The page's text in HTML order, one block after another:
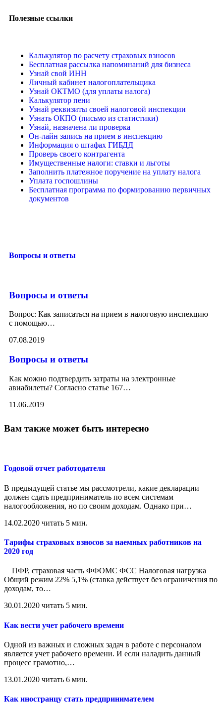
Полезные ссылки
Калькулятор по расчету страховых взносов
Бесплатная рассылка напоминаний для бизнеса
Узнай свой ИНН
Личный кабинет налогоплательщика
Узнай ОКТМО (для уплаты налога)
Калькулятор пени
Узнай реквизиты своей налоговой инспекции
Узнать ОКПО (письмо из статистики)
Узнай, назначена ли проверка
Он-лайн запись на прием в инспекцию
Информация о штафах ГИБДД
Проверь своего контрагента
Имущественные налоги: ставки и льготы
Заполнить платежное поручение на уплату налога
Уплата госпошлины
Бесплатная программа по формированию первичных
документов
Вопросы и ответы
Вопросы и ответы
Вопрос: Как записаться на прием в налоговую инспекцию
с помощью…
07.08.2019
Вопросы и ответы
Как можно подтвердить затраты на электронные
авиабилеты? Согласно статье 167…
11.06.2019
Вам также может быть интересно
Годовой отчет работодателя
В предыдущей статье мы рассмотрели, какие декларации
должен сдать предприниматель по всем системам
налогообложения, но по своим доходам. Однако при…
14.02.2020 читать 5 мин.
Тарифы страховых взносов за наемных работников на
2020 год
ПФР, страховая часть ФФОМС ФСС Налоговая нагрузка
Общий режим 22% 5,1% (ставка действует без ограничения по
доходам, то…
30.01.2020 читать 5 мин.
Как вести учет рабочего времени
Одной из важных и сложных задач в работе с персоналом
является учет рабочего времени. И если наладить данный
процесс грамотно,…
13.01.2020 читать 6 мин.
Как иностранцу стать предпринимателем